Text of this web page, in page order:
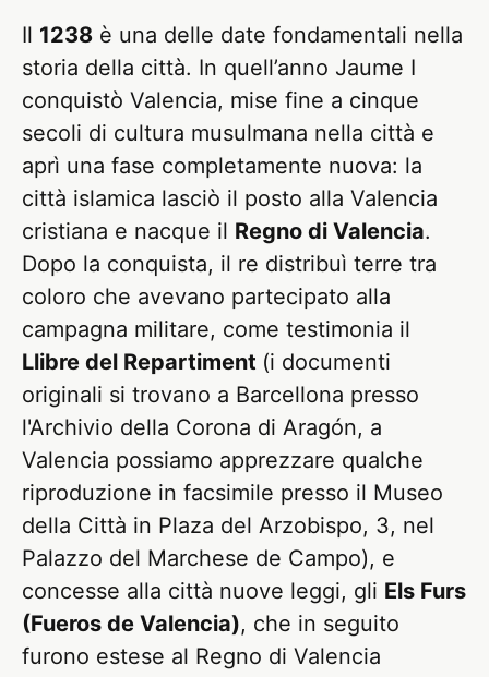
Il 1238 è una delle date fondamentali nella
storia della città. In quell’anno Jaume I
conquistò Valencia, mise fine a cinque
secoli di cultura musulmana nella città e
aprì una fase completamente nuova: la
città islamica lasciò il posto alla Valencia
cristiana e nacque il Regno di Valencia.
Dopo la conquista, il re distribuì terre tra
coloro che avevano partecipato alla
campagna militare, come testimonia il
Llibre del Repartiment (i documenti
originali si trovano a Barcellona presso
l'Archivio della Corona di Aragón, a
Valencia possiamo apprezzare qualche
riproduzione in facsimile presso il Museo
della Città in Plaza del Arzobispo, 3, nel
Palazzo del Marchese de Campo), e
concesse alla città nuove leggi, gli Els Furs
(Fueros de Valencia), che in seguito
furono estese al Regno di Valencia